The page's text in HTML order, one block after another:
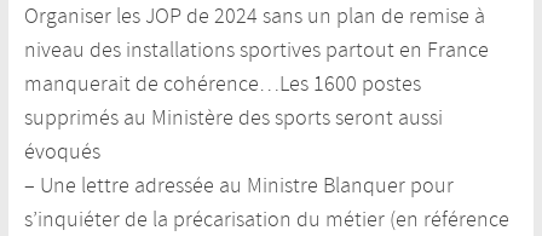
Organiser les JOP de 2024 sans un plan de remise à
niveau des installations sportives partout en France
manquerait de cohérence…Les 1600 postes
supprimés au Ministère des sports seront aussi
évoqués
– Une lettre adressée au Ministre Blanquer pour
s’inquiéter de la précarisation du métier (en référence